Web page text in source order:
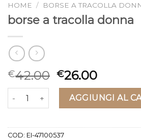
HOME / BORSE A TRACOLLA
borse a tracolla donna
€42.00 €26.00
borse a tracolla donna quantità
AGGIUNGI AL
COD: EI-47100537